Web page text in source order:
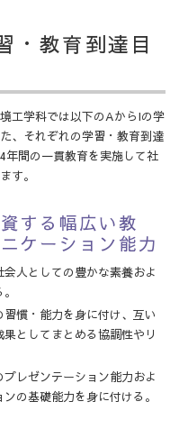
・教育到達目
工学科では以下のAからIの学
、それぞれの学習・教育到達
年間の一貫教育を実施して社
す。
する幅広い教
ケーション能力
人としての豊かな素養およ
慣・能力を身に付け、互い
としてまとめる協調性やリ
レゼンテーション能力およ
の基礎能力を身に付ける。